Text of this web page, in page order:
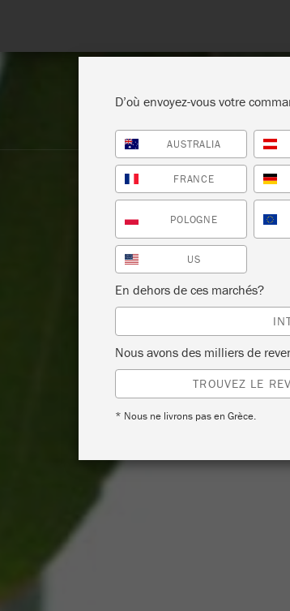
BOUTIQUE
D’où envoyez-vous votre
AUSTRALIA
FRANCE
POLOGNE
US
En dehors de ces marchés?
Nous avons des milliers de
TROUVEZ LE
* Nous ne livrons pas en Grèce.